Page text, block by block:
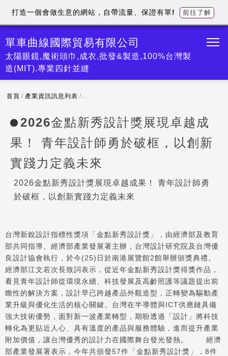
單車曲線國際貿易有限公司
太陽眼鏡,魔術頭巾,成衣,批發&製造,100%台灣製
造(MIT).專業四針並縫
首頁 / 產業資訊訊息列表 / 2026金點新秀設計獎展現卓越成果！ 青年設計
2026金點新秀設計獎展現卓越成
果！ 青年設計師勇於破框，以創新
實踐力定義未來
2026金點新秀設計獎展現卓越成果！ 青年設計師勇
於破框，以創新實踐力定義未來
台灣新銳設計指標性獎項「金點新秀設計獎」，由經濟部及教育
部共同指導、經濟部產業發展署主辦，台灣設計研究院及台灣優
良設計協會執行，於今(25)日於南港展覽館2館舉辦頒獎典禮。
經濟部江文若次長致詞表示，從近年金點新秀設計獎得獎作品，
看見青年設計師從環境永續、科技發展及高齡照護等議題提出前
瞻性的解決方案，設計早已跨越產品外觀造型，正轉變為驅動產
業升級與優化生活的核心關鍵。台灣在半導體與ICT供應鏈具備
強大技術優勢，面對新一波產業轉型，期盼透過「設計」將科技
轉化為更貼近人心、具有溫度的產品與服務體驗，進而提升產業
附加價值，讓台灣優秀的設計力在國際舞台發光發熱。 經濟
部產業發展署表示，今年共頒發57件「金點新秀設計獎」，8件
打造一個會做生意的網站，自帶流量、保證有單! 前往了解